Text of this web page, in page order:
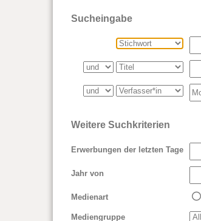
Sucheingabe
Weitere Suchkriterien
Erwerbungen der letzten Tage
Jahr von
Medienart
Mediengruppe